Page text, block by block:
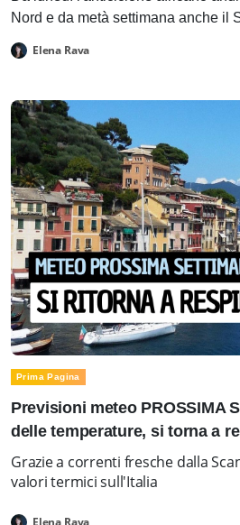
Nord e da metà settimana anche il
Elena Rava
Prima Pagina
Previsioni meteo PROSSIMA
delle temperature, si torna a
Grazie a correnti fresche dalla
valori termici sull'Italia
Elena Rava